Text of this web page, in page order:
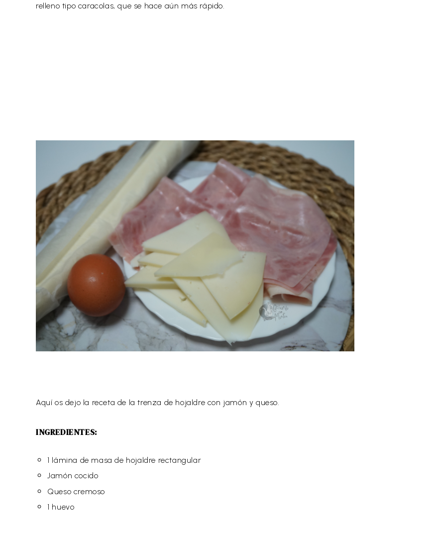
relleno tipo caracolas, que se hace aún más rápido.
Aquí os dejo la receta de la trenza de hojaldre con jamón y queso.
INGREDIENTES:
1 lámina de masa de hojaldre rectangular
Jamón cocido
Queso cremoso
1 huevo